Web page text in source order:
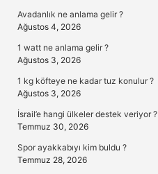
Avadanlık ne anlama gelir ?
Ağustos 4, 2026
1 watt ne anlama gelir ?
Ağustos 3, 2026
1 kg köfteye ne kadar tuz konulur ?
Ağustos 3, 2026
İsrail’e hangi ülkeler destek veriyor ?
Temmuz 30, 2026
Spor ayakkabıyı kim buldu ?
Temmuz 28, 2026